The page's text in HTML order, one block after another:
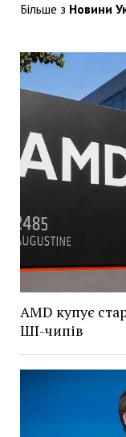
Більше з Новини
AMD купує
ШІ-чипів